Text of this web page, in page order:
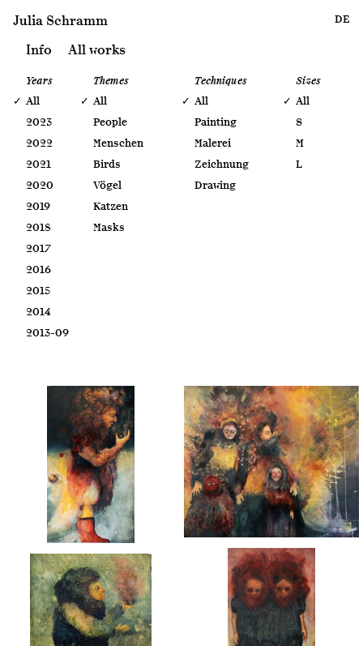
Julia Schramm DE
Info All works
Years
All
2023
2022
2021
2020
2019
2018
2017
2016
2015
2014
2013-09
Themes
All
People
Menschen
Birds
Vögel
Katzen
Masks
Techniques
All
Painting
Malerei
Zeichnung
Drawing
Sizes
All
S
M
L